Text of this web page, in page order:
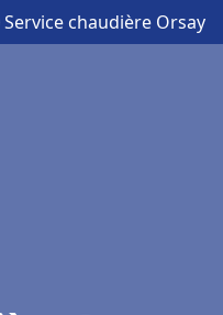
Service chaudière Orsay